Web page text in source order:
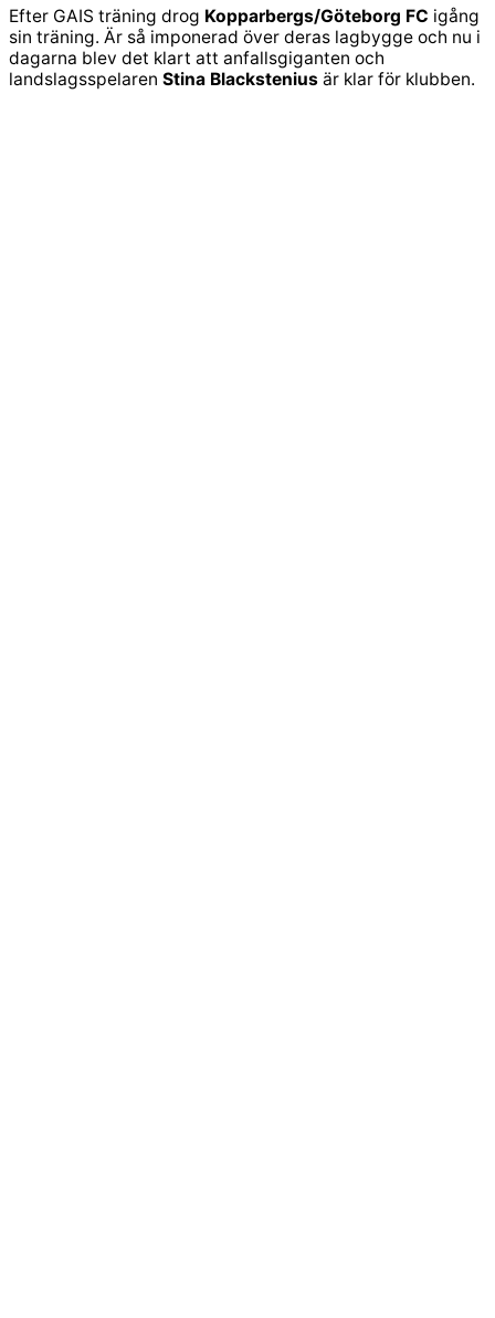
Efter GAIS träning drog Kopparbergs/Göteborg FC igång
sin träning. Är så imponerad över deras lagbygge och nu i
dagarna blev det klart att anfallsgiganten och
landslagsspelaren Stina Blackstenius är klar för klubben.